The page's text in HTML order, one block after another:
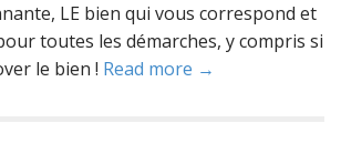
LE bien qui vous correspond et
toutes les démarches, y compris si
le bien ! Read more →